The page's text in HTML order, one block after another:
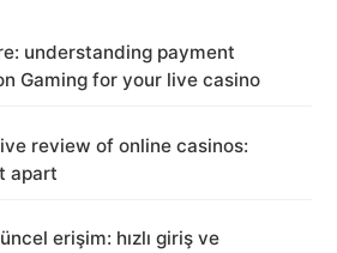
understanding payment
Gaming for your live casino
review of online casinos:
apart
erişim: hızlı giriş ve